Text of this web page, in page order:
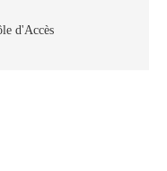
d'Accès